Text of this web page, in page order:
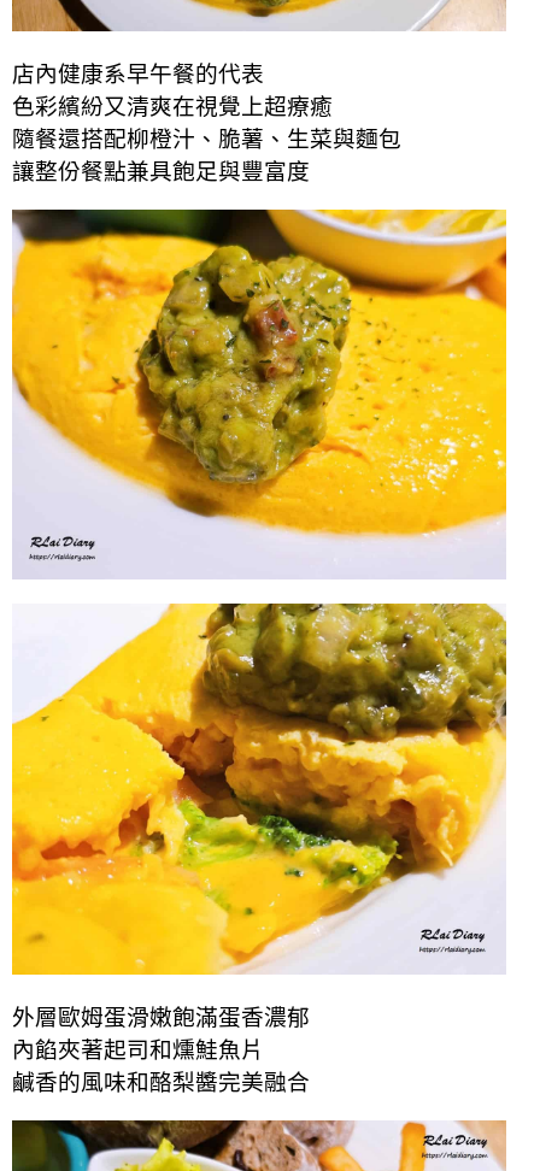
店內健康系早午餐的代表
色彩繽紛又清爽在視覺上超療癒
隨餐還搭配柳橙汁、脆薯、生菜與麵包
讓整份餐點兼具飽足與豐富度
外層歐姆蛋滑嫩飽滿蛋香濃郁
內餡夾著起司和燻鮭魚片
鹹香的風味和酪梨醬完美融合